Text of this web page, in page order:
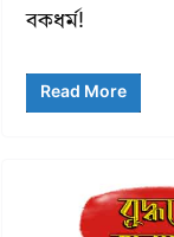
বকধর্ম!
Read More